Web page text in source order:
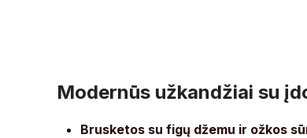
Modernūs užkandžiai su
Brusketos su figų džemu ir ožkos